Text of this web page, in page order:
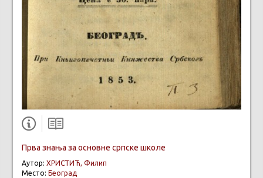
Прва знања за основне српске школе
Аутор: ХРИСТИЋ, Филип
Место: Београд